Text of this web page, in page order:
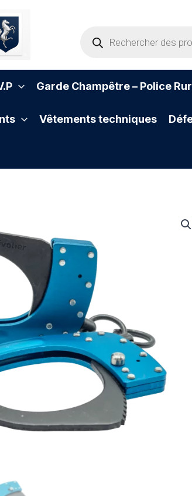
Garde Champêtre – Police
Vêtements techniques